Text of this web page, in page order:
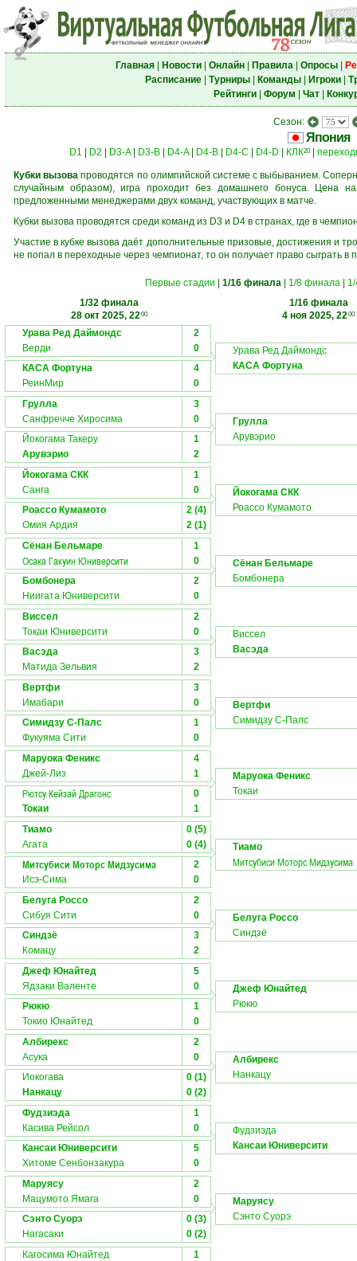
Главная| Новости| Онлайн| Правила| Опросы|
Расписание| Турниры| Команды| Игроки|
Рейтинги| Форум Чат|
Сезон:
Япония
D1 D2 D3-A| D3-B| D4-A| D4-B| D4-C D4-D КЛК20|
Кубки вызова проводятся по олимпийской системе с выбыванием.
случайным образом), игра проходит без домашнего бонуса. Цена
предложенными менеджерами двух команд, участвующих в матче.
Кубки вызова проводятся среди команд из D3 и D4 в странах, где в
Участие в кубке вызова даёт дополнительные призовые, достижения и
не попал в переходные через чемпионат, то он получает право сыграть
Первые стадии 1/16 финала| 1/8 финала|
1/32 финала
28 окт 2025, 2200
1/16 финала
4 ноя 2025, 2200
Урава Ред Даймондс
2
Верди
0
КАСА Фортуна
4
РеинМир
0
Урава Ред Даймондс
КАСА Фортуна
Грулла
3
Санфречче Хиросима
0
Йокогама Такеру
1
Арувэрио
2
Грулла
Арувэрио
Йокогама СКК
1
Санга
0
Роассо Кумамото
2 (4)
Омия Ардия
2 (1)
Йокогама СКК
Роассо Кумамото
Сёнан Бельмаре 1
Осака Гакуин Юниверсити
0
Бомбонера
2
Ниигата Юниверсити
0
Сёнан Бельмаре
Бомбонера
Виссел
2
Токаи Юниверсити
0
Васэда
3
Матида Зельвия
2
Виссел
Васэда
Вертфи
3
Имабари
0
Симидзу С-Палс
1
Фукуяма Сити
0
Вертфи
Симидзу С-Палс
Маруока Феникс
4
Джей-Лиз
1
Рютсу Кейзай Драгонс
0
Токаи
1
Маруока Феникс
Токаи
Тиамо
0 (5)
Агата
0 (4)
Митсубиси Моторс Мидзусима
2
Исэ-Сима
0
Тиамо
Митсубиси Моторс Мидзусима
Белуга Россо
2
Сибуя Сити
0
Синдзё
3
Комацу
2
Белуга Россо
Синдзё
Джеф Юнайтед
5
Ядзаки Валенте
0
Рюкю
1
Токио Юнайтед
0
Джеф Юнайтед
Рюкю
Албирекс
2
Асука
0
Иокогава
0 (1)
Нанкацу
0 (2)
Албирекс
Нанкацу
Фудзиэда
1
Касива Рейсол
0
Кансаи Юниверсити
5
Хитоме Сенбонзакура
0
Фудзиэда
Кансаи Юниверсити
Маруясу
2
Мацумото Ямага
0
Сэнто Суорэ
0 (3)
Нагасаки
0 (2)
Маруясу
Сэнто Суорэ
Кагосима Юнайтед
1